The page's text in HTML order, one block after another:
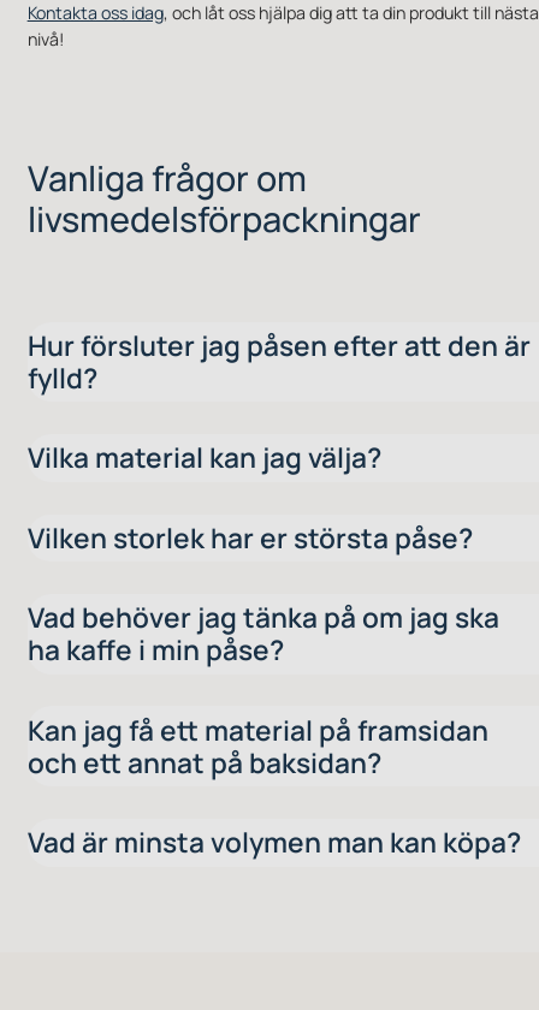
Kontakta oss idag, och låt oss hjälpa dig att ta din produkt till nästa
nivå!
Vanliga frågor om
livsmedelsförpackningar
Hur försluter jag påsen efter att den är
fylld?
Vilka material kan jag välja?
Vilken storlek har er största påse?
Vad behöver jag tänka på om jag ska
ha kaffe i min påse?
Kan jag få ett material på framsidan
och ett annat på baksidan?
Vad är minsta volymen man kan köpa?